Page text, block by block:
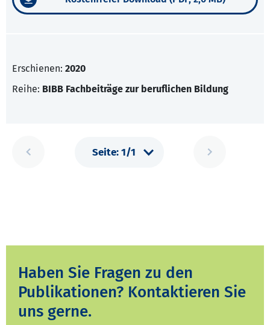
Erschienen: 2020
Reihe: BIBB Fachbeiträge zur beruflichen Bildung
Haben Sie Fragen zu den
Publikationen? Kontaktieren Sie
uns gerne.